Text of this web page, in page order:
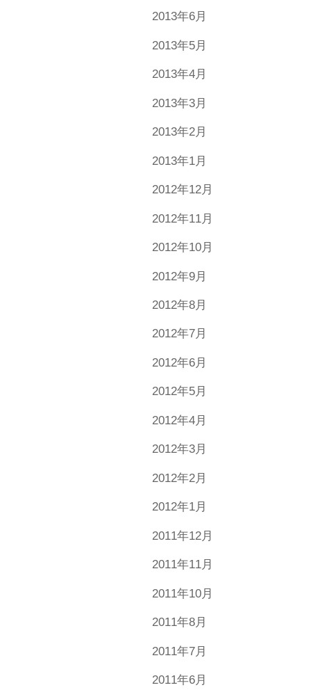
2013年6月
2013年5月
2013年4月
2013年3月
2013年2月
2013年1月
2012年12月
2012年11月
2012年10月
2012年9月
2012年8月
2012年7月
2012年6月
2012年5月
2012年4月
2012年3月
2012年2月
2012年1月
2011年12月
2011年11月
2011年10月
2011年8月
2011年7月
2011年6月